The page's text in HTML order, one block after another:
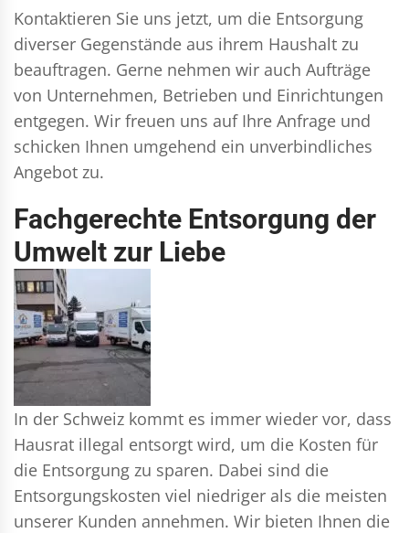
Kontaktieren Sie uns jetzt, um die Entsorgung
diverser Gegenstände aus ihrem Haushalt zu
beauftragen. Gerne nehmen wir auch Aufträge
von Unternehmen, Betrieben und Einrichtungen
entgegen. Wir freuen uns auf Ihre Anfrage und
schicken Ihnen umgehend ein unverbindliches
Angebot zu.
Fachgerechte Entsorgung der
Umwelt zur Liebe
In der Schweiz kommt es immer wieder vor, dass
Hausrat illegal entsorgt wird, um die Kosten für
die Entsorgung zu sparen. Dabei sind die
Entsorgungskosten viel niedriger als die meisten
unserer Kunden annehmen. Wir bieten Ihnen die